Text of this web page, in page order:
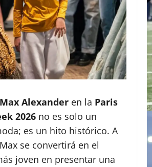
Max Alexander en la Paris
2026 no es solo un
es un hito histórico. A
se convertirá en el
joven en presentar una